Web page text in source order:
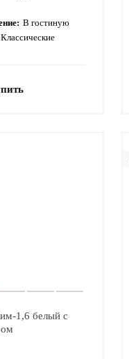
В гостиную
Классические
1,6 белый с